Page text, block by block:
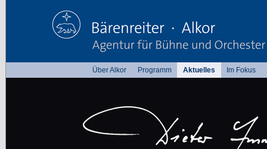
Über Alkor Programm Aktuelles Im Fokus